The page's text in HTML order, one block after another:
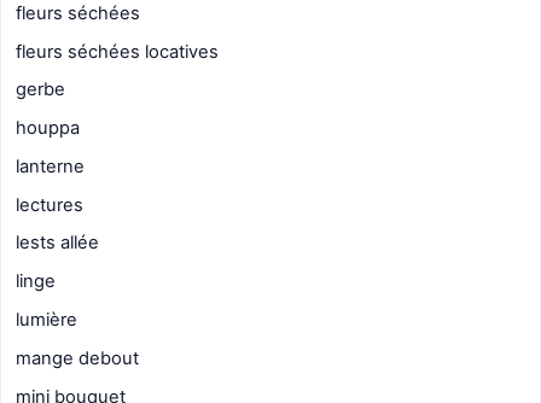
fleurs séchées
fleurs séchées locatives
gerbe
houppa
lanterne
lectures
lests allée
linge
lumière
mange debout
mini bouquet